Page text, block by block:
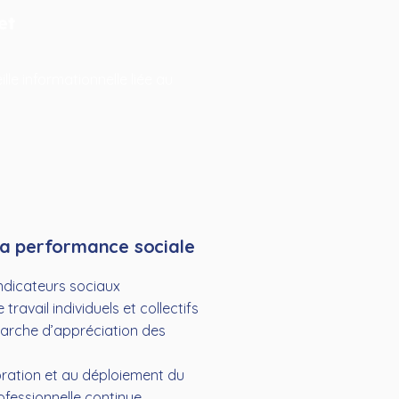
performance sociale
sociaux
travail individuels et collectifs
d’appréciation des
et au déploiement du